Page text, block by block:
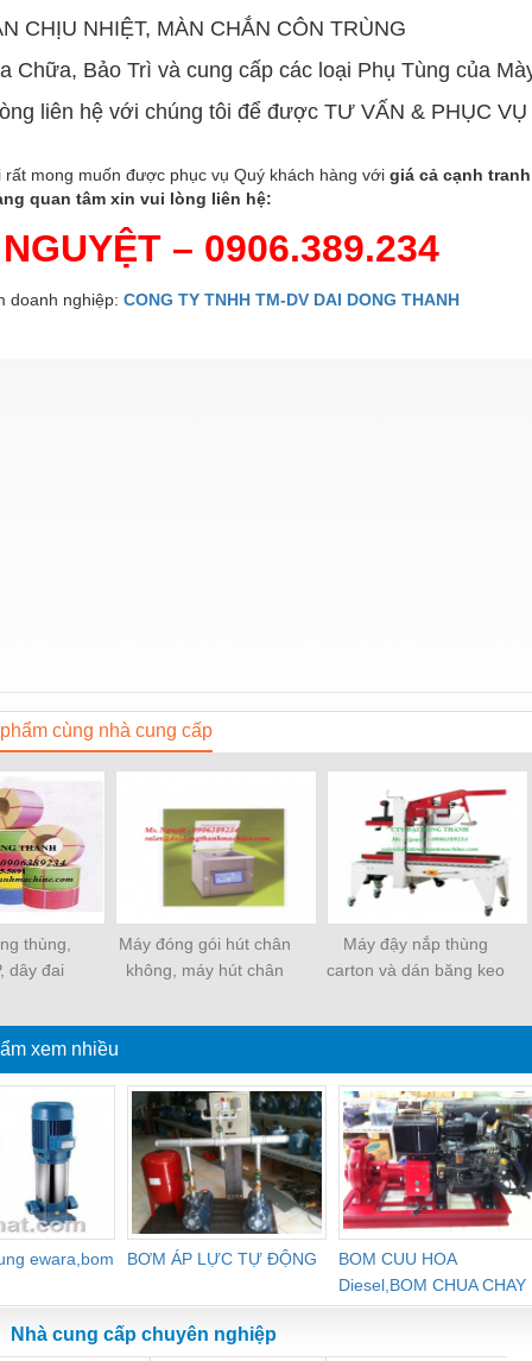
CHỊU NHIỆT, MÀN CHẮN CÔN TRÙNG
Chữa, Bảo Trì và cung cấp các loại Phụ Tùng của
liên hệ với chúng tôi để được TƯ VẤN & PHỤC VỤ
rất mong muốn được phục vụ Quý khách hàng với giá cả cạnh
quan tâm xin vui lòng liên hệ:
NGUYỆT –
doanh nghiệp: CONG TY TNHH TM-DV DAI DONG THANH
cùng nhà cung cấp
thùng,
dây đai
Máy đóng gói hút chân
không, máy hút chân
Máy đậy nắp thùng
carton và dán băng keo
xem nhiều
ewara,bom
BƠM ÁP LỰC TỰ ĐỘNG
BOM CUU HOA
Diesel,BOM CHUA CHAY
Nhà cung cấp chuyên nghiệp